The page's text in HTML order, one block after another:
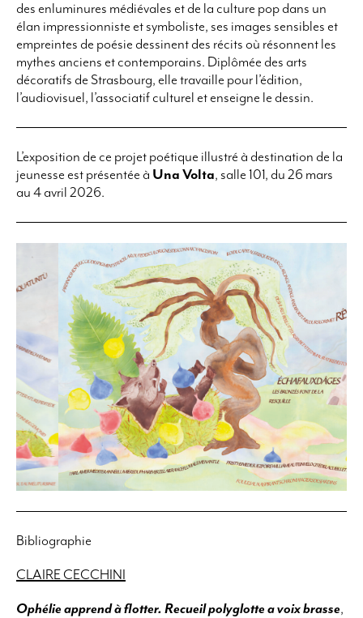
des enluminures médiévales et de la culture pop dans un
élan impressionniste et symboliste, ses images sensibles et
empreintes de poésie dessinent des récits où résonnent les
mythes anciens et contemporains. Diplômée des arts
décoratifs de Strasbourg, elle travaille pour l’édition,
l’audiovisuel, l’associatif culturel et enseigne le dessin.
L’exposition de ce projet poétique illustré à destination de la
jeunesse est présentée à Una Volta, salle 101, du 26 mars
au 4 avril 2026.
Bibliographie
CLAIRE CECCHINI
Ophélie apprend à flotter. Recueil polyglotte a voix brasse,